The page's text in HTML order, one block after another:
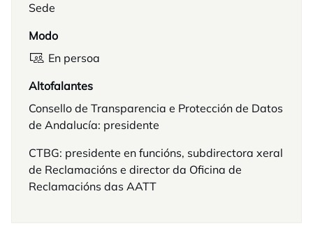
Sede
Modo
En persoa
Altofalantes
Consello de Transparencia e Protección de Datos
de Andalucía: presidente
CTBG: presidente en funcións, subdirectora xeral
de Reclamacións e director da Oficina de
Reclamacións das AATT